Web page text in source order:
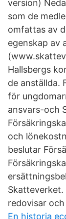
version)
som de
omfattas av
egenskap av
Hallsbergs
de anställda.
för
ansvars-och
och
beslutar
Skatteverket.
redovisar
En historia